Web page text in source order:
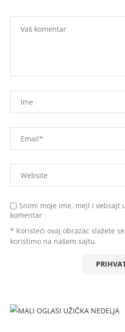
Snimi moje ime, mejl i vebsajt
komentar
* Koristeći ovaj obrazac slažete
koristimo na našem sajtu.